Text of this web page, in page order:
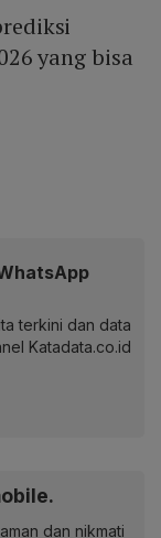
yang bisa
terkini dan data
Katadata.co.id
dan nikmati